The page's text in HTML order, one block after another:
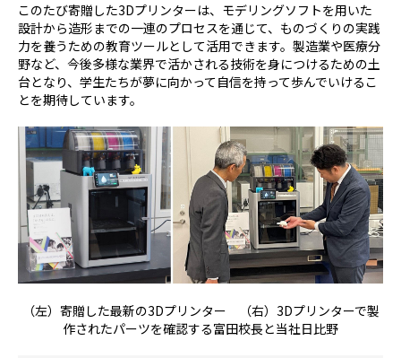
このたび寄贈した3Dプリンターは、モデリングソフトを用いた
設計から造形までの一連のプロセスを通じて、ものづくりの実践
力を養うための教育ツールとして活用できます。製造業や医療分
野など、今後多様な業界で活かされる技術を身につけるための土
台となり、学生たちが夢に向かって自信を持って歩んでいけるこ
とを期待しています。
（左）寄贈した最新の3Dプリンター （右）3Dプリンターで製
作されたパーツを確認する富田校長と当社日比野